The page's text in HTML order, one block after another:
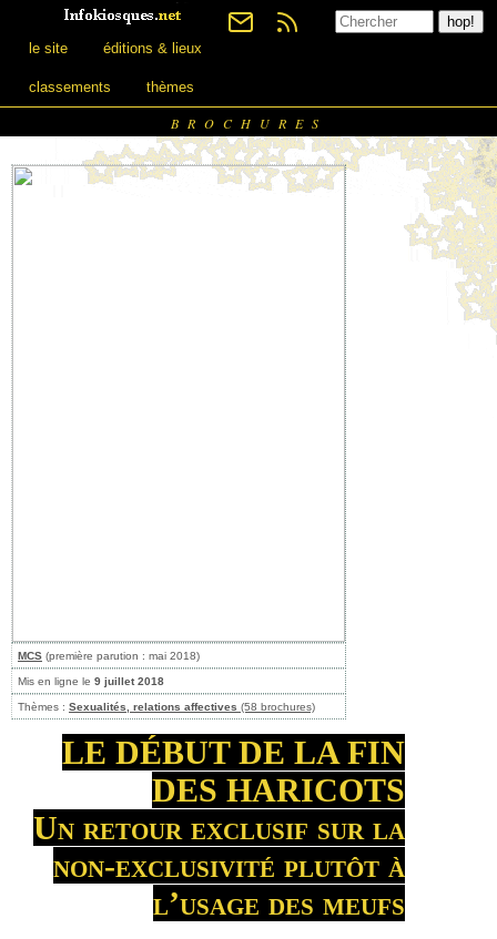
le site éditions & lieux
classements thèmes
BROCHURES
MCS (première parution : mai 2018)
Mis en ligne le 9 juillet 2018
Thèmes : Sexualités, relations affectives (58 brochures)
LE DÉBUT DE LA FIN
DES HARICOTS
Un retour exclusif sur la
non-exclusivité plutôt à
l’usage des meufs